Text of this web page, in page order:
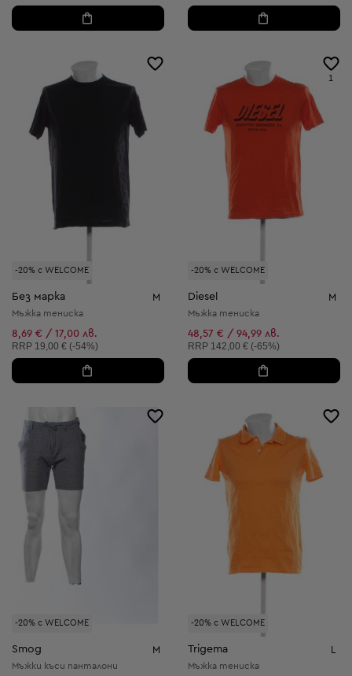
-20% с WELCOME
Без марка M
Мъжка тениска
8,69 € / 17,00 лв.
Препоръчителна цена:
RRP 19,00 € (-54%)
-20% с WELCOME
1
Diesel M
Мъжка тениска
48,57 € / 94,99 лв.
Препоръчителна цена:
RRP 142,00 € (-65%)
-20% с WELCOME
Smog M
Мъжки къси панталони
-20% с WELCOME
Trigema
Мъжка тениска